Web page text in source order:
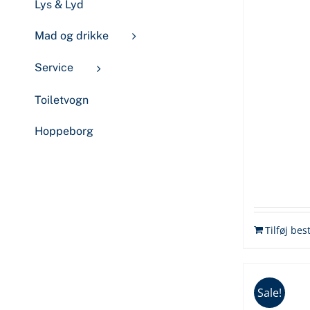
Tilføj
Sale!
Lys & Lyd
Mad og drikke
Service
Toiletvogn
Hoppeborg